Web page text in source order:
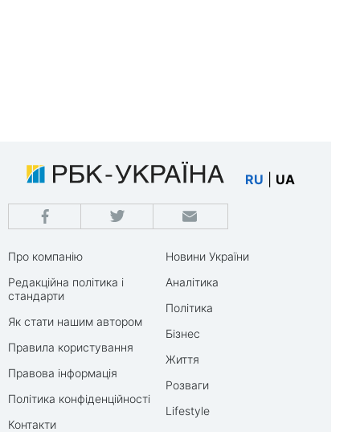
RU UA
Про компанію
Редакційна політика і
стандарти
Як стати нашим автором
Правила користування
Правова інформація
Політика конфіденційності
Контакти
Новини України
Аналітика
Політика
Бізнес
Життя
Розваги
Lifestyle